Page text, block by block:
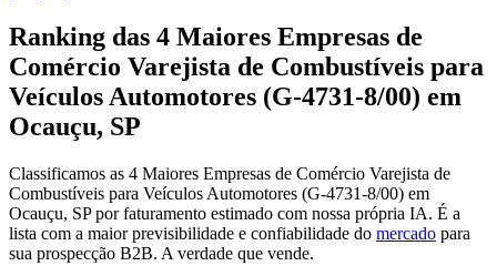
Ranking das 4 Maiores Empresas de
Comércio Varejista de Combustíveis para
Veículos Automotores (G-4731-8/00) em
Ocauçu, SP
Classificamos as 4 Maiores Empresas de Comércio Varejista de
Combustíveis para Veículos Automotores (G-4731-8/00) em
Ocauçu, SP por faturamento estimado com nossa própria IA. É a
lista com a maior previsibilidade e confiabilidade do mercado para
sua prospecção B2B. A verdade que vende.